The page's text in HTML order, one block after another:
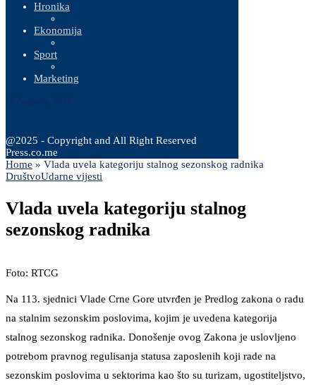
Hronika
Ekonomija
Sport
Marketing
@2025 - Copyright and All Right Reserved
Press.co.me
Home » Vlada uvela kategoriju stalnog sezonskog radnika
DruštvoUdarne vijesti
Vlada uvela kategoriju stalnog
sezonskog radnika
Foto: RTCG
Na 113. sjednici Vlade Crne Gore utvrđen je Predlog zakona o radu
na stalnim sezonskim poslovima, kojim je uvedena kategorija
stalnog sezonskog radnika. Donošenje ovog Zakona je uslovljeno
potrebom pravnog regulisanja statusa zaposlenih koji rade na
sezonskim poslovima u sektorima kao što su turizam, ugostiteljstvo,